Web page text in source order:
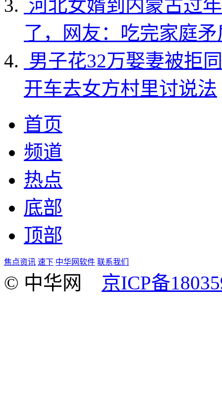
河北女婿到内蒙古过
了，网友：吃完家庭
男子花32万娶妻被拒
开车去女方村里讨说法
首页
频道
热点
底部
顶部
焦点资讯 速下 中华网软件 联系我们
© 中华网 京ICP备